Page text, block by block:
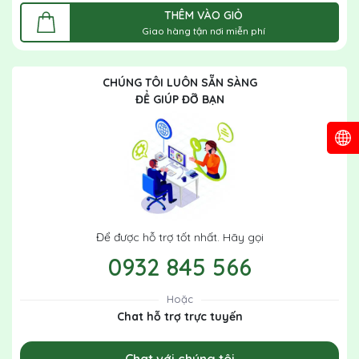
THÊM VÀO GIỎ
Giao hàng tận nơi miễn phí
CHÚNG TÔI LUÔN SẴN SÀNG
ĐỂ GIÚP ĐỠ BẠN
Để được hỗ trợ tốt nhất. Hãy gọi
0932 845 566
Hoặc
Chat hỗ trợ trực tuyến